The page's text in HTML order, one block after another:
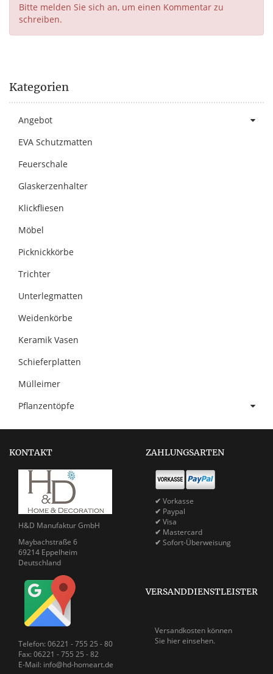
Bitte melden Sie sich an, um einen Kommentar zu
schreiben.
Kategorien
Angebot
EVA Schutzmatten
Feuerschale
Glaskerzenhalter
Klickfliesen
Möbel
Picknickkörbe
Trichter
Unterlegmatten
Weidenkörbe
Keramik Vasen
Schieferplatten
Mülleimer
Pflanzentöpfe
KONTAKT
H&D Manufaktur GmbH
Maybachstraße 6
69214 Eppelheim
Deutschland
Telefon: 06221 - 755 25 - 80
Fax: 06221 - 755 25 - 82
E-Mail: info@hd-homeart.de
ZAHLUNGSARTEN
✔ Vorkasse
✔ Paypal
✔ Visa
✔ Mastercard
✔ Sofort-Überweisung
VERSANDDIENSTLEISTER
Versandkosten können
Sie hier einsehen.